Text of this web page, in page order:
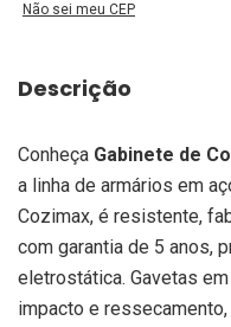
Não sei meu CEP
Descrição
Conheça Gabinete de
a linha de armários em
Cozimax, é resistente,
com garantia de 5 anos,
eletrostática. Gavetas
impacto e